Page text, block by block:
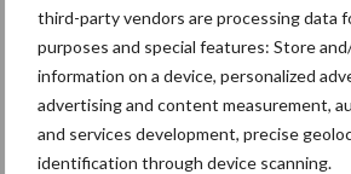
third-party vendors are processing data
purposes and special features: Store
information on a device, personalized
advertising and content measurement,
and services development, precise
identification through device scanning.
Bron:CowManager
Aanbevolen voor jou!